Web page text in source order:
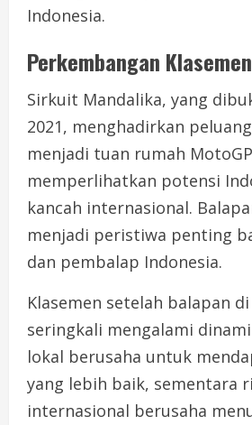
Indonesia.
Perkembangan
Sirkuit Mandalika, yang
2021, menghadirkan
menjadi tuan rumah
memperlihatkan potensi
kancah internasional.
menjadi peristiwa penting
dan pembalap Indonesia.
Klasemen setelah balapan
seringkali mengalami
lokal berusaha untuk
yang lebih baik, sementara
internasional berusaha